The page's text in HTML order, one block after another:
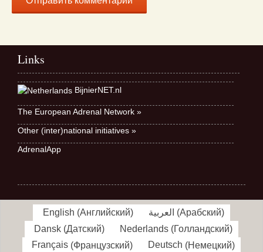
Links
BijnierNET.nl
The European Adrenal Network »
Other (inter)national initiatives »
AdrenalApp
English (Английский) العربية (Арабский)
Dansk (Датский) Nederlands (Голландский)
Français (Французский) Deutsch (Немецкий)